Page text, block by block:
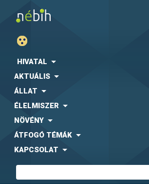
HIVATAL
AKTUÁLIS
ÁLLAT
ÉLELMISZER
NÖVÉNY
ÁTFOGÓ TÉMÁK
KAPCSOLAT